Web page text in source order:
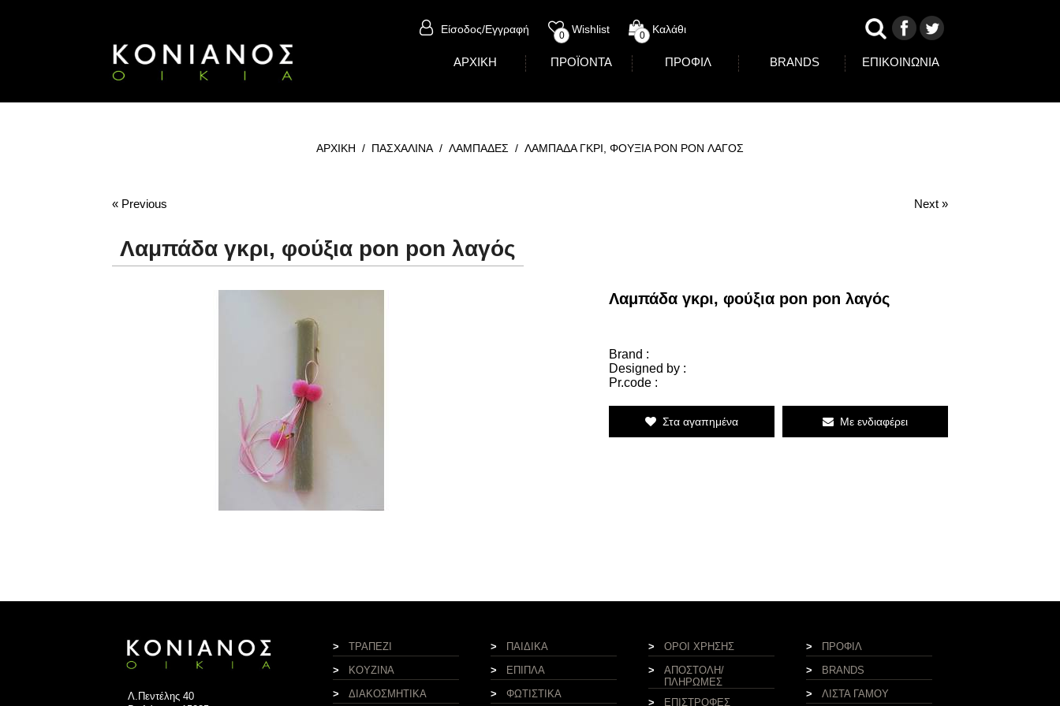
Είσοδος/Εγγραφή Wishlist
0 Καλάθι
0
ΑΡΧΙΚΗ ΠΡΟΪΟΝΤΑ ΠΡΟΦΙΛ BRANDS ΕΠΙΚΟΙΝΩΝΙΑ
ΑΡΧΙΚΗ / ΠΑΣΧΑΛΙΝΑ / ΛΑΜΠΑΔΕΣ / ΛΑΜΠΑΔΑ ΓΚΡΙ, ΦΟΥΞΙΑ PON PON ΛΑΓΟΣ
« Previous Next »
Λαμπάδα γκρι, φούξια pon pon λαγός
Λαμπάδα γκρι, φούξια pon pon λαγός
Brand :
Designed by :
Pr.code :
Στα αγαπημένα Με ενδιαφέρει
Λ.Πεντέλης 40
>
ΤΡΑΠΕΖΙ
>
ΚΟΥΖΙΝΑ
>
ΔΙΑΚΟΣΜΗΤΙΚΑ
>
ΠΑΙΔΙΚΑ
>
ΕΠΙΠΛΑ
>
ΦΩΤΙΣΤΙΚΑ
>
ΟΡΟΙ ΧΡΗΣΗΣ
>
ΑΠΟΣΤΟΛΗ/
ΠΛΗΡΩΜΕΣ
>
ΕΠΙΣΤΡΟΦΕΣ
>
ΠΡΟΦΙΛ
>
BRANDS
>
ΛΙΣΤΑ ΓΑΜΟΥ